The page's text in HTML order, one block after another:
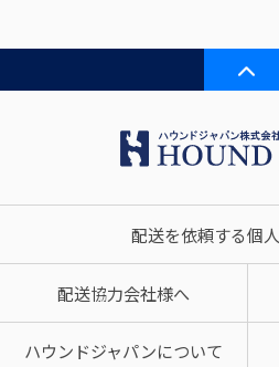
配送を依頼する個
配送協力会社様へ
ハウンドジャパンについて